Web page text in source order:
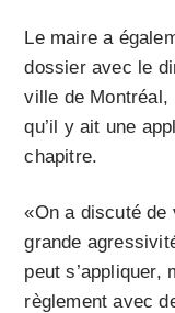
Le maire a
dossier avec le
ville de Montréal,
qu’il y ait une
chapitre.
«On a discuté de
grande
peut s’appliquer,
règlement avec